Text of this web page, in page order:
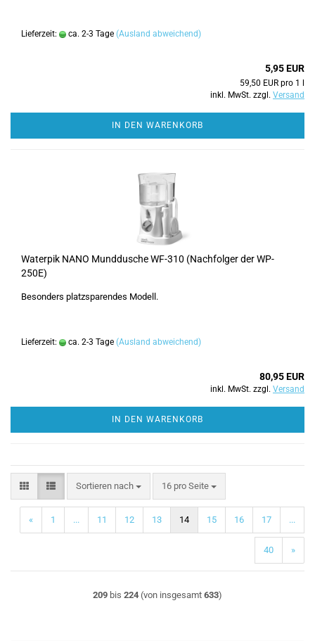
Lieferzeit: ca. 2-3 Tage (Ausland abweichend)
5,95 EUR
59,50 EUR pro 1 l
inkl. MwSt. zzgl. Versand
IN DEN WARENKORB
Waterpik NANO Munddusche WF-310 (Nachfolger der WP-
250E)
Besonders platzsparendes Modell.
Lieferzeit: ca. 2-3 Tage (Ausland abweichend)
80,95 EUR
inkl. MwSt. zzgl. Versand
IN DEN WARENKORB
Sortieren nach
Sortieren nach 16 pro Seite
pro Seite
« 1 ... 11 12 13 14 15 16 17 ...
40 »
209 bis 224 (von insgesamt 633)